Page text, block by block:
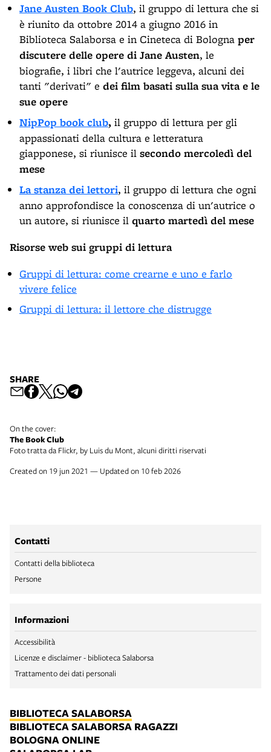
Jane Austen Book Club, il gruppo di lettura che si
è riunito da ottobre 2014 a giugno 2016 in
Biblioteca Salaborsa e in Cineteca di Bologna per
discutere delle opere di Jane Austen, le
biografie, i libri che l'autrice leggeva, alcuni dei
tanti "derivati" e dei film basati sulla sua vita e le
sue opere
NipPop book club, il gruppo di lettura per gli
appassionati della cultura e letteratura
giapponese, si riunisce il secondo mercoledì del
mese
La stanza dei lettori, il gruppo di lettura che ogni
anno approfondisce la conoscenza di un'autrice o
un autore, si riunisce il quarto martedì del mese
Risorse web sui gruppi di lettura
Gruppi di lettura: come crearne e uno e farlo
vivere felice
Gruppi di lettura: il lettore che distrugge
SHARE
On the cover:
The Book Club
Foto tratta da Flickr, by Luis du Mont, alcuni diritti riservati
Created on 19 jun 2021 — Updated on 10 feb 2026
Contatti
Contatti della biblioteca
Persone
Informazioni
Accessibilità
Licenze e disclaimer - biblioteca Salaborsa
Trattamento dei dati personali
BIBLIOTECA SALABORSA
BIBLIOTECA SALABORSA RAGAZZI
BOLOGNA ONLINE